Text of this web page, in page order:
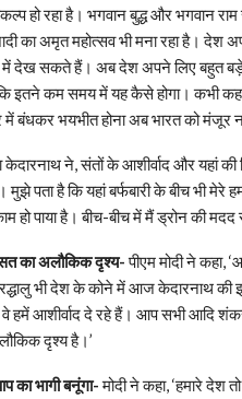
हो रहा है। भगवान बुद्ध और भगवान
का अमृत महोत्सव भी मना रहा है। देश
में देख सकते हैं। अब देश अपने लिए बहुत बड़े
इतने कम समय में यह कैसे होगा। कभी
बंधकर भयभीत होना अब भारत को मंजूर
केदारनाथ ने, संतों के आशीर्वाद और यहां
मुझे पता है कि यहां बर्फबारी के बीच भी
पाया है। बीच-बीच में मैं ड्रोन की मदद
का अलौकिक दृश्य-पीएम मोदी ने कहा,
भी देश के कोने में आज केदारनाथ की इस
आशीर्वाद दे रहे हैं। आप सभी आदि
दृश्य है।’
का भागी बनूंगा-मोदी ने कहा, ‘हमारे देश